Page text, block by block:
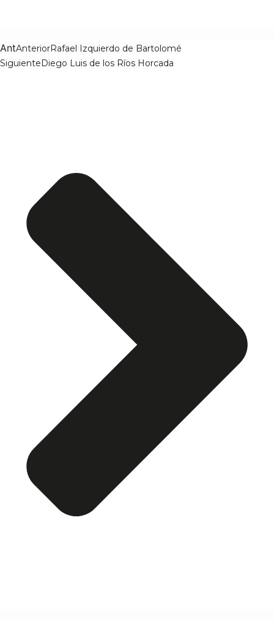
AntAnteriorRafael Izquierdo de Bartolomé
SiguienteDiego Luis de los Ríos Horcada